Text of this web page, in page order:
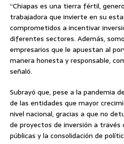
“Chiapas es una tierra fértil,
trabajadora que invierte en su
comprometidos a incentivar
diferentes sectores. Además,
empresarios que le apuestan al
manera honesta y responsable,
señaló.
Subrayó que, pese a la pandemia
de las entidades que mayor
nivel nacional, gracias a que no
de proyectos de inversión a través
públicas y la consolidación de